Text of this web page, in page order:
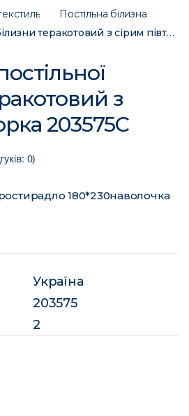
Постільна білизна
Комплект постільної білизни теракотовий з сірим півторка 203575C
з
203575C
0)
180*230наволочка
Україна
203575
2